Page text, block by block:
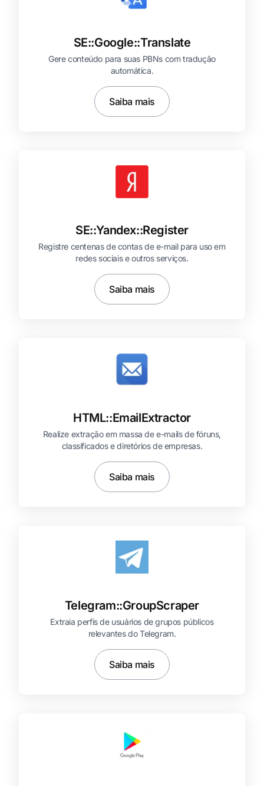
SE::Google::Translate
Gere conteúdo para suas PBNs com tradução
automática.
Saiba mais
SE::Yandex::Register
Registre centenas de contas de e-mail para uso em
redes sociais e outros serviços.
Saiba mais
HTML::EmailExtractor
Realize extração em massa de e-mails de fóruns,
classificados e diretórios de empresas.
Saiba mais
Telegram::GroupScraper
Extraia perfis de usuários de grupos públicos
relevantes do Telegram.
Saiba mais